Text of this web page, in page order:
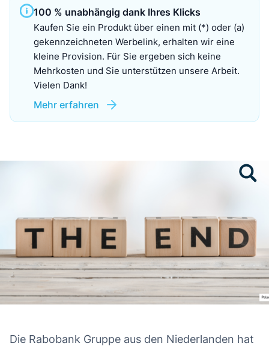
100 % unabhängig dank Ihres Klicks
Kaufen Sie ein Produkt über einen mit (*) oder (a)
gekennzeichneten Werbelink, erhalten wir eine
kleine Provision. Für Sie ergeben sich keine
Mehrkosten und Sie unterstützen unsere Arbeit.
Vielen Dank!
Mehr erfahren
Die Rabobank Gruppe aus den Niederlanden hat